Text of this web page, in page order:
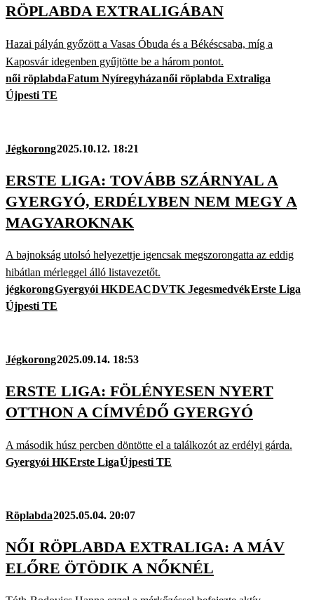
RÖPLABDA EXTRALIGÁBAN
Hazai pályán győzött a Vasas Óbuda és a Békéscsaba, míg a
Kaposvár idegenben gyűjtötte be a három pontot.
női röplabdaFatum Nyíregyházanői röplabda Extraliga
Újpesti TE
Jégkorong2025.10.12. 18:21
ERSTE LIGA: TOVÁBB SZÁRNYAL A
GYERGYÓ, ERDÉLYBEN NEM MEGY A
MAGYAROKNAK
A bajnokság utolsó helyezettje igencsak megszorongatta az eddig
hibátlan mérleggel álló listavezetőt.
jégkorongGyergyói HKDEACDVTK JegesmedvékErste Liga
Újpesti TE
Jégkorong2025.09.14. 18:53
ERSTE LIGA: FÖLÉNYESEN NYERT
OTTHON A CÍMVÉDŐ GYERGYÓ
A második húsz percben döntötte el a találkozót az erdélyi gárda.
Gyergyói HKErste LigaÚjpesti TE
Röplabda2025.05.04. 20:07
NŐI RÖPLABDA EXTRALIGA: A MÁV
ELŐRE ÖTÖDIK A NŐKNÉL